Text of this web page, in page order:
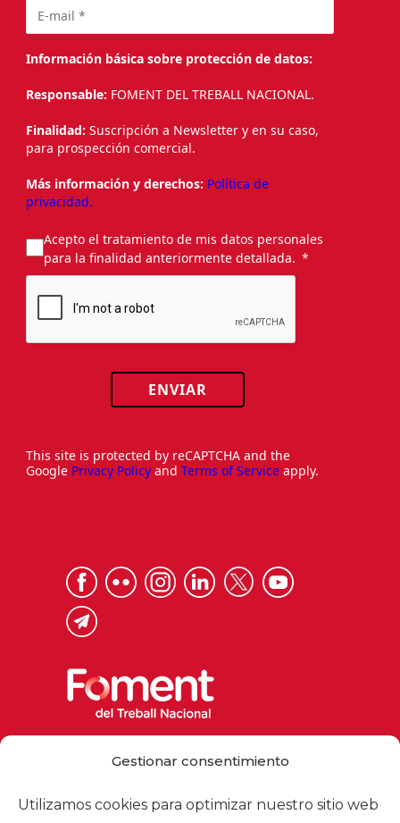
Gestionar consentimiento
Utilizamos cookies para optimizar nuestro sitio web
Información básica sobre protección de datos:
Responsable: FOMENT DEL TREBALL NACIONAL.
Finalidad: Suscripción a Newsletter y en su caso,
para prospección comercial.
Más información y derechos: Política de
privacidad.
Acepto el tratamiento de mis datos personales
para la finalidad anteriormente detallada.
ENVIAR
This site is protected by reCAPTCHA and the
Google Privacy Policy and Terms of Service apply.
foment@foment.com